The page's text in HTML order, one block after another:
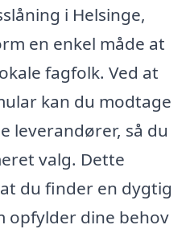
i Helsinge,
en enkel måde at
fagfolk. Ved at
kan du modtage
leverandører, så du
valg. Dette
du finder en dygtig
opfylder dine behov